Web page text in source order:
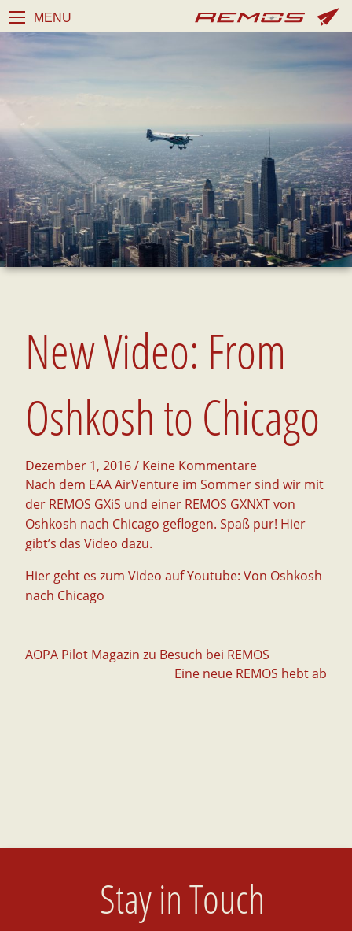
MENU
New Video: From
Oshkosh to Chicago
Dezember 1, 2016/ Keine Kommentare
Nach dem EAA AirVenture im Sommer sind wir mit
der REMOS GXiS und einer REMOS GXNXT von
Oshkosh nach Chicago geflogen. Spaß pur! Hier
gibt’s das Video dazu.
Hier geht es zum Video auf Youtube: Von Oshkosh
nach Chicago
Beitrags-
AOPA Pilot Magazin zu Besuch bei REMOS
Eine neue REMOS hebt ab
Stay in Touch